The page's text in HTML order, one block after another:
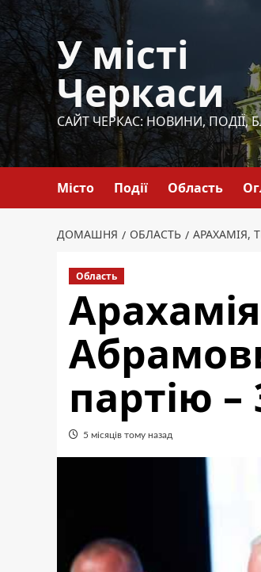
Перейти
до
вмісту
У місті
Черкаси
САЙТ ЧЕРКАС: НОВИНИ, ПОДІЇ,
Місто Події Область
ДОМАШНЯ ОБЛАСТЬ АРАХАМІЯ,
Область
партію –
5 місяців тому назад